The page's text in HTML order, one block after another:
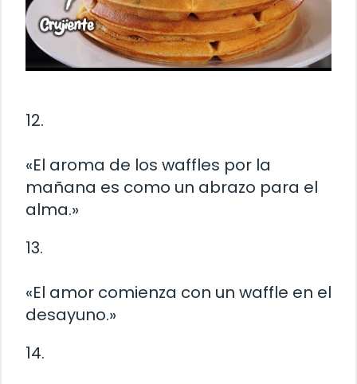
12.
«El aroma de los waffles por la
mañana es como un abrazo para el
alma.»
13.
«El amor comienza con un waffle en el
desayuno.»
14.